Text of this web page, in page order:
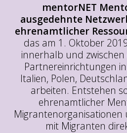
mentorNET
ausgedehnte
ehrenamtlicher
das am 1. Oktober
innerhalb und
Partnereinrichtungen
Italien, Polen,
arbeiten. Entstehen
ehrenamtlicher
mit Migranten